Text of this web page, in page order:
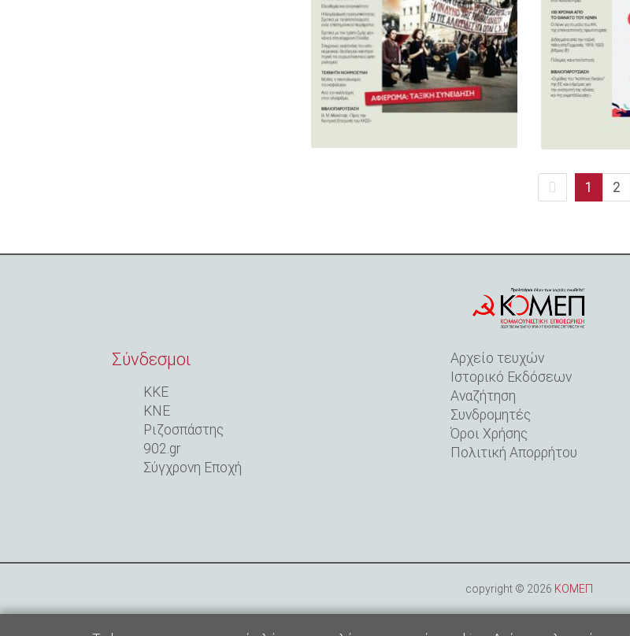
Previous
page
1 2
Σύνδεσμοι
ΚΚΕ
ΚΝΕ
Ριζοσπάστης
902.gr
Σύγχρονη Εποχή
Αρχείο τευχών
Ιστορικό Εκδόσεων
Αναζήτηση
Συνδρομητές
Όροι Xρήσης
Πολιτική Aπορρήτου
copyright © 2026 ΚΟΜΕΠ